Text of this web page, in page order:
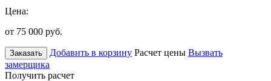
Цена:
от 75 000 руб.
Заказать Добавить в корзину Расчет цены Вызвать
замерщика
Получить расчет